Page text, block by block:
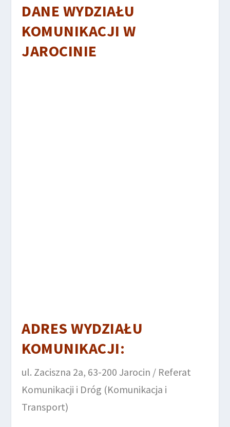
DANE WYDZIAŁU
KOMUNIKACJI W
JAROCINIE
ADRES WYDZIAŁU
KOMUNIKACJI:
ul. Zaciszna 2a, 63-200 Jarocin / Referat
Komunikacji i Dróg (Komunikacja i
Transport)